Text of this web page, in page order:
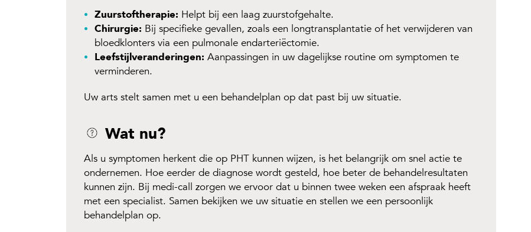
Zuurstoftherapie: Helpt bij een laag zuurstofgehalte.
Chirurgie: Bij specifieke gevallen, zoals een longtransplantatie of het verwijderen van
bloedklonters via een pulmonale endarteriëctomie.
Leefstijlveranderingen: Aanpassingen in uw dagelijkse routine om symptomen te
verminderen.
Uw arts stelt samen met u een behandelplan op dat past bij uw situatie.
Wat nu?
Als u symptomen herkent die op PHT kunnen wijzen, is het belangrijk om snel actie te
ondernemen. Hoe eerder de diagnose wordt gesteld, hoe beter de behandelresultaten
kunnen zijn. Bij medi-call zorgen we ervoor dat u binnen twee weken een afspraak heeft
met een specialist. Samen bekijken we uw situatie en stellen we een persoonlijk
behandelplan op.